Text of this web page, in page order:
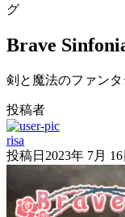
グ
Brave
剣と魔法のファンタ
投稿者
risa
投稿日 2023年 7月 16